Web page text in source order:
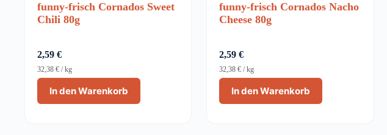
funny-frisch Cornados Sweet
Chili 80g
2,59 €
In den Warenkorb
32,38 € /kg
funny-frisch Cornados Nacho
Cheese 80g
2,59€
In den Warenkorb
32,38€ /kg